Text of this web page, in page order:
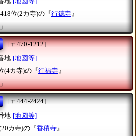
位(2カ寺)の『行德寺 』
[〒470-1212]
地 [地図等]
(4カ寺)の『行福寺』
[〒444-2424]
地 [地図等]
カ寺)の『香積寺 』